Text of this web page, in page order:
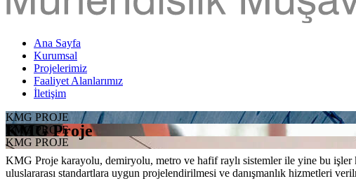
Ana Sayfa
Kurumsal
Projelerimiz
Faaliyet Alanlarımız
İletişim
KMG PROJE
KMG PROJE
KMG PROJE
KMG Proje
KMG Proje karayolu, demiryolu, metro ve hafif raylı sistemler ile yine bu işler
uluslararası standartlara uygun projelendirilmesi ve danışmanlık hizmetleri